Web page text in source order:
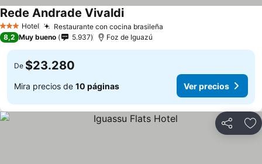
3 Estrellas
Hotel Restaurante con cocina brasileña
Rede Andrade Vivaldi
8,2 Muy bueno 5.937 Foz de Iguazú
De $23.280
Mira precios de 10 páginas Ver precios
Compartir